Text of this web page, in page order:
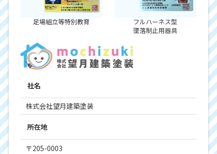
足場組立等特別教育
フルハーネス型
墜落制止用器具
社名
株式会社望月建築塗装
所在地
〒205-0003